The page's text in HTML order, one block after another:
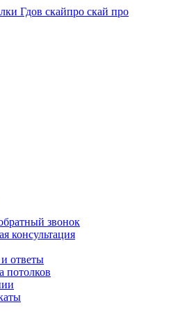
звонок
консультация
ответы
потолков